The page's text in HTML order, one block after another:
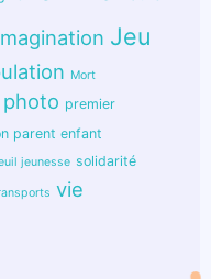
Jeu
Mort
photo premier
parent enfant
jeunesse solidarité
vie